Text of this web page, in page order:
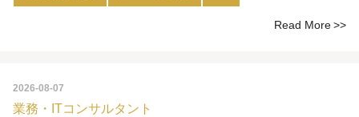
Read More
2026-08-07
業務・ITコンサルタント